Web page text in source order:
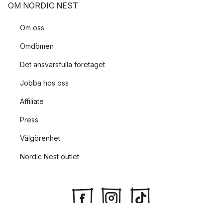
OM NORDIC NEST
Om oss
Omdömen
Det ansvarsfulla företaget
Jobba hos oss
Affiliate
Press
Välgörenhet
Nordic Nest outlet